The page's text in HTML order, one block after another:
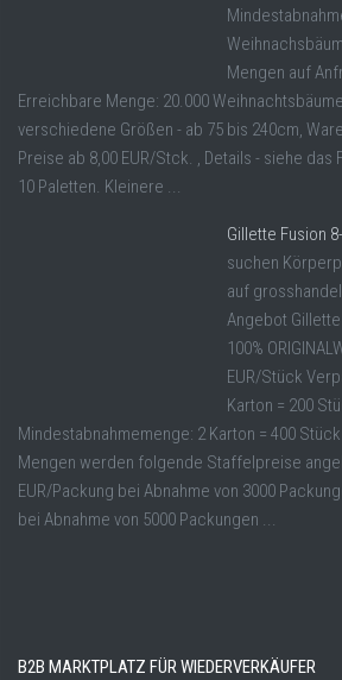
Mengen auf
Erreichbare Menge: 20.000
verschiedene Größen - ab 75 bis 240cm,
Preise ab 8,00 EUR/Stck. , Details - siehe das
10 Paletten. Kleinere ...
Gillette Fusion
suchen
auf
Angebot
100%
EUR/Stück
Karton = 200
Mindestabnahmemenge: 2 Karton = 400
Mengen werden folgende Staffelpreise
EUR/Packung bei Abnahme von 3000
bei Abnahme von 5000 Packungen ...
B2B MARKTPLATZ FÜR WIEDERVERKÄUFER